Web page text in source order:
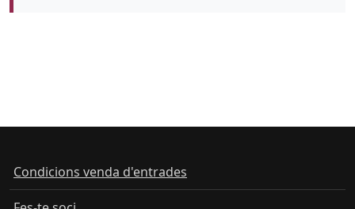
Condicions venda d'entrades